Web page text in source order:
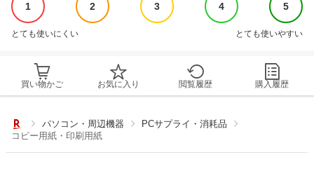
1 2 3 4 5
とても使いにくい とても使いやすい
買い物かご お気に入り 閲覧履歴 購入履歴
パソコン・周辺機器
PCサプライ・消耗品
コピー用紙・印刷用紙